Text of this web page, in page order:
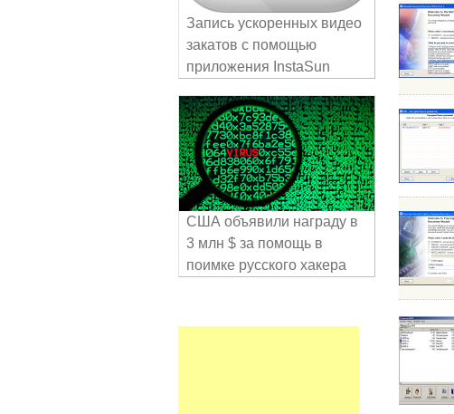
Запись ускоренных видео
закатов с помощью
приложения InstaSun
США объявили награду в
3 млн $ за помощь в
поимке русского хакера